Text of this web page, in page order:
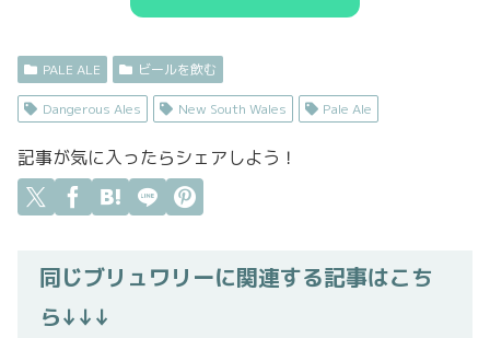
PALE ALE ビールを飲む
Dangerous Ales New South Wales Pale Ale
記事が気に入ったらシェアしよう！
同じブリュワリーに関連する記事はこち
ら↓↓↓